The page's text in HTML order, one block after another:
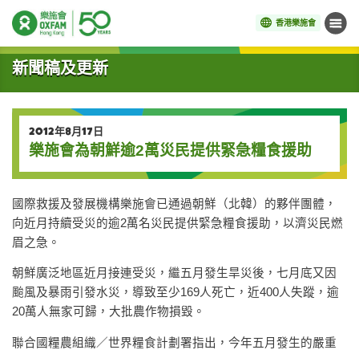
香港樂施會 目錄
開始主要內容
新聞稿及更新
2012年8月17日
樂施會為朝鮮逾2萬災民提供緊急糧食援助
國際救援及發展機構樂施會已通過朝鮮（北韓）的夥伴團體，
向近月持續受災的逾2萬名災民提供緊急糧食援助，以濟災民燃
眉之急。
朝鮮廣泛地區近月接連受災，繼五月發生旱災後，七月底又因
颱風及暴雨引發水災，導致至少169人死亡，近400人失蹤，逾
20萬人無家可歸，大批農作物損毀。
聯合國糧農組織／世界糧食計劃署指出，今年五月發生的嚴重